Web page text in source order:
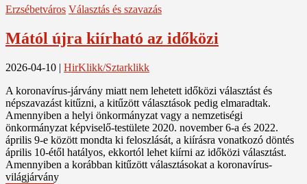
Erzsébetváros Választás és szavazás
Mától újra kiírható az időközi
2026-04-10 | HirKlikk/Sztarklikk
A koronavírus-járvány miatt nem lehetett időközi választást és
népszavazást kitűzni, a kitűzött választások pedig elmaradtak.
Amennyiben a helyi önkormányzat vagy a nemzetiségi
önkormányzat képviselő-testülete 2020. november 6-a és 2022.
április 9-e között mondta ki feloszlását, a kiírásra vonatkozó döntés
április 10-étől hatályos, ekkortól lehet kiírni az időközi választást.
Amennyiben a korábban kitűzött választásokat a koronavírus-
világjárvány